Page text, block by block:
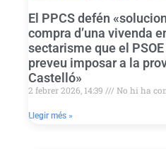
El PPCS defén
compra d’una vivenda
sectarisme que el
preveu imposar a la
Castelló»
2 febrer 2026, 14:39 No hi ha
Llegir més »